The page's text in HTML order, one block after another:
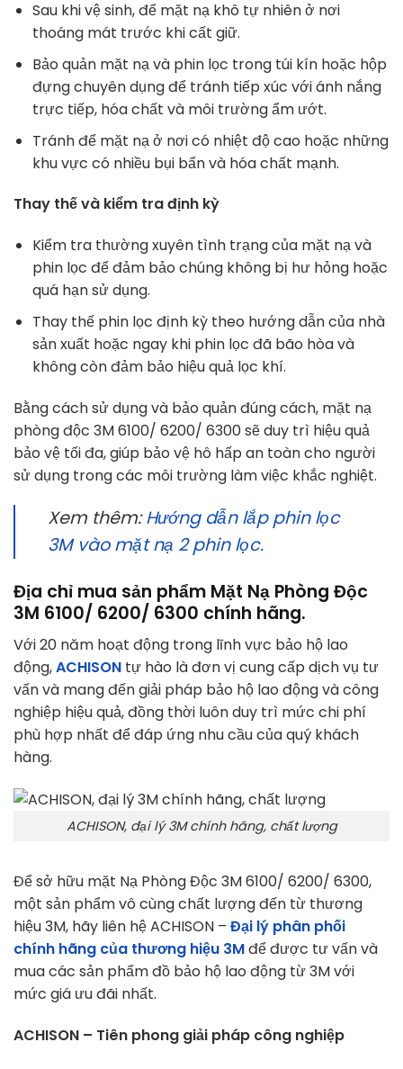
Sau khi vệ sinh, để mặt nạ khô tự nhiên ở nơi
thoáng mát trước khi cất giữ.
Bảo quản mặt nạ và phin lọc trong túi kín hoặc hộp
đựng chuyên dụng để tránh tiếp xúc với ánh nắng
trực tiếp, hóa chất và môi trường ẩm ướt.
Tránh để mặt nạ ở nơi có nhiệt độ cao hoặc những
khu vực có nhiều bụi bẩn và hóa chất mạnh.
Thay thế và kiểm tra định kỳ
Kiểm tra thường xuyên tình trạng của mặt nạ và
phin lọc để đảm bảo chúng không bị hư hỏng hoặc
quá hạn sử dụng.
Thay thế phin lọc định kỳ theo hướng dẫn của nhà
sản xuất hoặc ngay khi phin lọc đã bão hòa và
không còn đảm bảo hiệu quả lọc khí.
Bằng cách sử dụng và bảo quản đúng cách, mặt nạ
phòng độc 3M 6100/ 6200/ 6300 sẽ duy trì hiệu quả
bảo vệ tối đa, giúp bảo vệ hô hấp an toàn cho người
sử dụng trong các môi trường làm việc khắc nghiệt.
Xem thêm:Hướng dẫn lắp phin lọc
3M vào mặt nạ 2 phin lọc.
Địa chỉ mua sản phẩm Mặt Nạ Phòng Độc
3M 6100/ 6200/ 6300 chính hãng.
Với 20 năm hoạt động trong lĩnh vực bảo hộ lao
động,ACHISON tự hào là đơn vị cung cấp dịch vụ tư
vấn và mang đến giải pháp bảo hộ lao động và công
nghiệp hiệu quả, đồng thời luôn duy trì mức chi phí
phù hợp nhất để đáp ứng nhu cầu của quý khách
hàng.
ACHISON, đại lý 3M chính hãng, chất lượng
Để sở hữu mặt Nạ Phòng Độc 3M 6100/ 6200/ 6300,
một sản phẩm vô cùng chất lượng đến từ thương
hiệu 3M, hãy liên hệ ACHISON – Đại lý phân phối
chính hãng của thương hiệu 3Mđể được tư vấn và
mua các sản phẩm đồ bảo hộ lao động từ 3M với
mức giá ưu đãi nhất.
ACHISON – Tiên phong giải pháp công nghiệp